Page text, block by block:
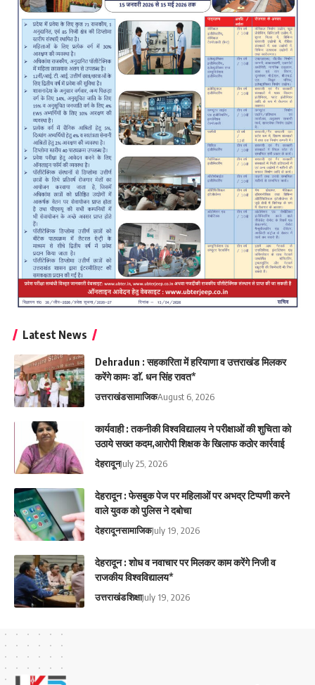
Latest News
Dehradun : सहकारिता में हरियाणा व उत्तराखंड मिलकर
करेंगे कामः डाॅ. धन सिंह रावत*
उत्तराखंडसामाजिकAugust 6, 2026
कार्यवाही : तकनीकी विश्वविद्यालय ने परीक्षाओं की शुचिता को
उठाये सख्त कदम,आरोपी शिक्षक के खिलाफ कठोर कार्रवाई
देहरादूनJuly 25, 2026
देहरादून : फेसबुक पेज पर महिलाओं पर अभद्र टिप्पणी करने
वाले युवक को पुलिस ने दबोचा
देहरादूनसामाजिकJuly 19, 2026
देहरादून : शोध व नवाचार पर मिलकर काम करेंगे निजी व
राजकीय विश्वविद्यालय*
उत्तराखंडशिक्षाJuly 19, 2026